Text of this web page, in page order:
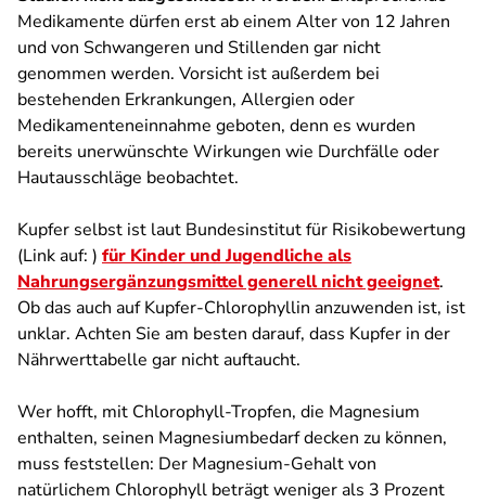
Medikamente dürfen erst ab einem Alter von 12 Jahren
und von Schwangeren und Stillenden gar nicht
genommen werden. Vorsicht ist außerdem bei
bestehenden Erkrankungen, Allergien oder
Medikamenteneinnahme geboten, denn es wurden
bereits unerwünschte Wirkungen wie Durchfälle oder
Hautausschläge beobachtet.
Kupfer selbst ist laut Bundesinstitut für Risikobewertung
(Link auf: ) für Kinder und Jugendliche als
Nahrungsergänzungsmittel generell nicht geeignet.
Ob das auch auf Kupfer-Chlorophyllin anzuwenden ist, ist
unklar. Achten Sie am besten darauf, dass Kupfer in der
Nährwerttabelle gar nicht auftaucht.
Wer hofft, mit Chlorophyll-Tropfen, die Magnesium
enthalten, seinen Magnesiumbedarf decken zu können,
muss feststellen: Der Magnesium-Gehalt von
natürlichem Chlorophyll beträgt weniger als 3 Prozent